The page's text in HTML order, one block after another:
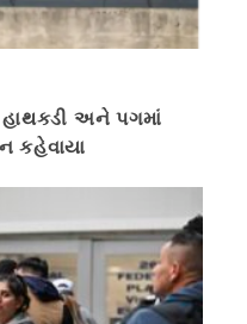
અને પગમાં
કહેવાયા